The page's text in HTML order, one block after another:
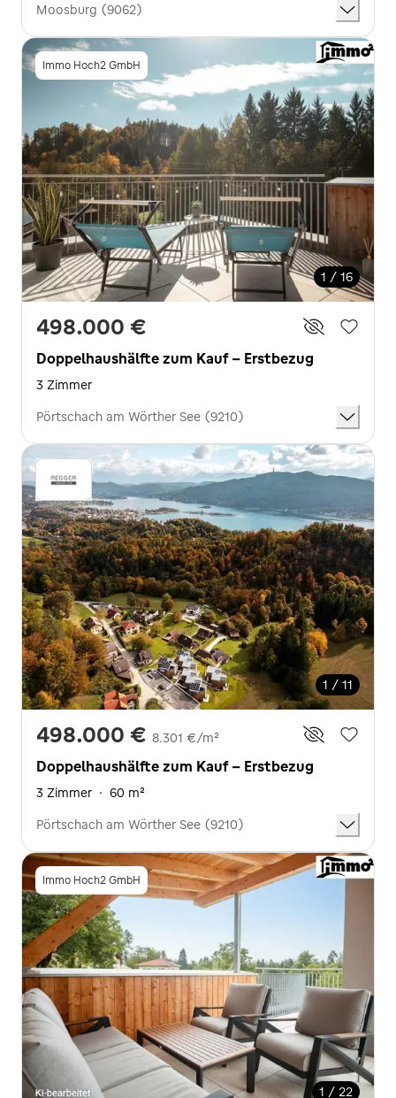
Moosburg (9062)
Immo Hoch2 GmbH
1 / 16
498.000 €
Doppelhaushälfte zum Kauf - Erstbezug
3 Zimmer
Pörtschach am Wörther See (9210)
1 / 11
498.000 € 8.301 €/m²
Doppelhaushälfte zum Kauf - Erstbezug
3 Zimmer · 60 m²
Pörtschach am Wörther See (9210)
Immo Hoch2 GmbH
1 / 22